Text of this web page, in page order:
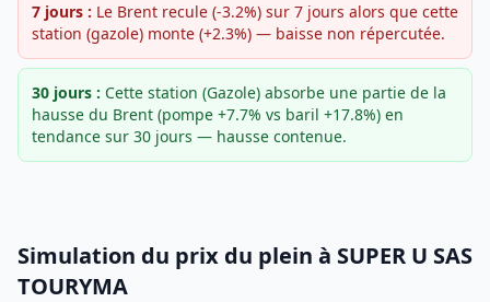
7 jours : Le Brent recule (-3.2%) sur 7 jours alors que cette
station (gazole) monte (+2.3%) — baisse non répercutée.
30 jours : Cette station (Gazole) absorbe une partie de la
hausse du Brent (pompe +7.7% vs baril +17.8%) en
tendance sur 30 jours — hausse contenue.
Simulation du prix du plein à SUPER U SAS
TOURYMA